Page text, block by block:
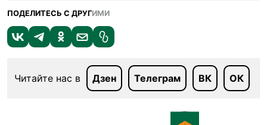
ПОДЕЛИТЕСЬ С ДРУГИМИ
Читайте нас в Дзен Телеграм ВК ОК